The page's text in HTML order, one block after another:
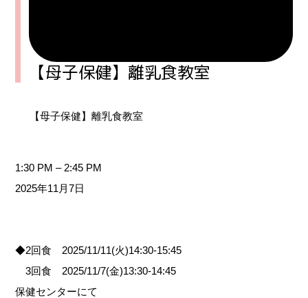
【母子保健】離乳食教室
【母子保健】離乳食教室
1:30 PM – 2:45 PM
2025年11月7日
◆2回食 2025/11/11(火)14:30-15:45
3回食 2025/11/7(金)13:30-14:45
保健センターにて